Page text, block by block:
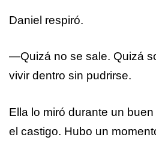
Daniel respiró.
—Quizá no se sale. Quizá
vivir dentro sin pudrirse.
Ella lo miró durante un
el castigo. Hubo un